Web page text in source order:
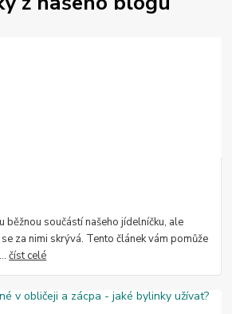
běžnou součástí našeho jídelníčku, ale
za nimi skrývá. Tento článek vám pomůže
číst celé